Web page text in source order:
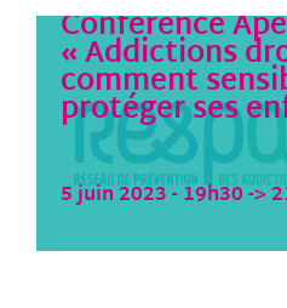
Conférence
« Addictions
comment
protéger ses
5 juin 2023 - 19h30->